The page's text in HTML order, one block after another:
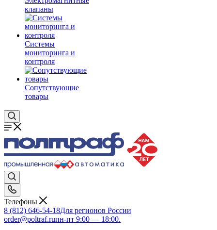
клапаны
Системы
мониторинга и
контроля
Сопутствующие
товары
Телефоны
8 (812) 646-54-18Для регионов России
order@poltraf.ruпн-пт 9:00 — 18:00.